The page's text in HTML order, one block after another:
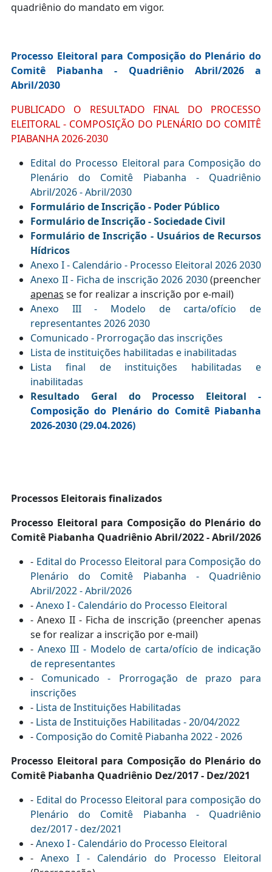
quadriênio do mandato em vigor.
Processo Eleitoral para Composição do Plenário do
Comitê Piabanha - Quadriênio Abril/2026 a
Abril/2030
PUBLICADO O RESULTADO FINAL DO PROCESSO
ELEITORAL - COMPOSIÇÃO DO PLENÁRIO DO COMITÊ
PIABANHA 2026-2030
Edital do Processo Eleitoral para Composição do
Plenário do Comitê Piabanha - Quadriênio
Abril/2026 - Abril/2030
Formulário de Inscrição - Poder Público
Formulário de Inscrição - Sociedade Civil
Formulário de Inscrição - Usuários de Recursos
Hídricos
Anexo I - Calendário - Processo Eleitoral 2026 2030
Anexo II - Ficha de inscrição 2026 2030(preencher
apenas se for realizar a inscrição por e-mail)
Anexo III - Modelo de carta/ofício de
representantes 2026 2030
Comunicado - Prorrogação das inscrições
Lista de instituições habilitadas e inabilitadas
Lista final de instituições habilitadas e
inabilitadas
Resultado Geral do Processo Eleitoral -
Composição do Plenário do Comitê Piabanha
2026-2030 (29.04.2026)
Processos Eleitorais finalizados
Processo Eleitoral para Composição do Plenário do
Comitê Piabanha Quadriênio Abril/2022 - Abril/2026
- Edital do Processo Eleitoral para Composição do
Plenário do Comitê Piabanha - Quadriênio
Abril/2022 - Abril/2026
-Anexo I - Calendário do Processo Eleitoral
- Anexo II - Ficha de inscrição (preencher apenas
se for realizar a inscrição por e-mail)
- Anexo III - Modelo de carta/ofício de indicação
de representantes
- Comunicado - Prorrogação de prazo para
inscrições
- Lista de Instituições Habilitadas
- Lista de Instituições Habilitadas - 20/04/2022
- Composição do Comitê Piabanha 2022 - 2026
Processo Eleitoral para Composição do Plenário do
Comitê Piabanha Quadriênio Dez/2017 - Dez/2021
- Edital do Processo Eleitoral para composição do
Plenário do Comitê Piabanha - Quadriênio
dez/2017 - dez/2021
-Anexo I - Calendário do Processo Eleitoral
- Anexo I - Calendário do Processo Eleitoral